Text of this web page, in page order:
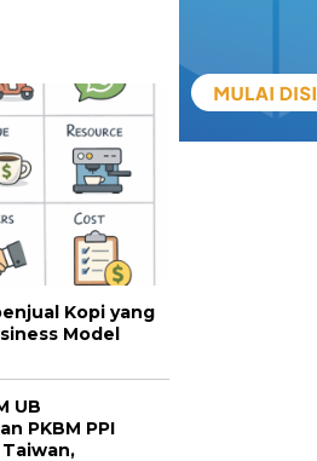
Kopi yang
Model
UB
PKBM PPI
Taiwan,